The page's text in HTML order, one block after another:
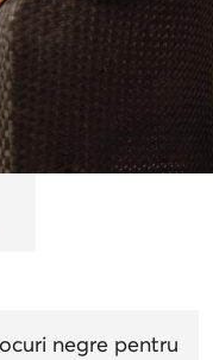
Tendințe
negre pentru